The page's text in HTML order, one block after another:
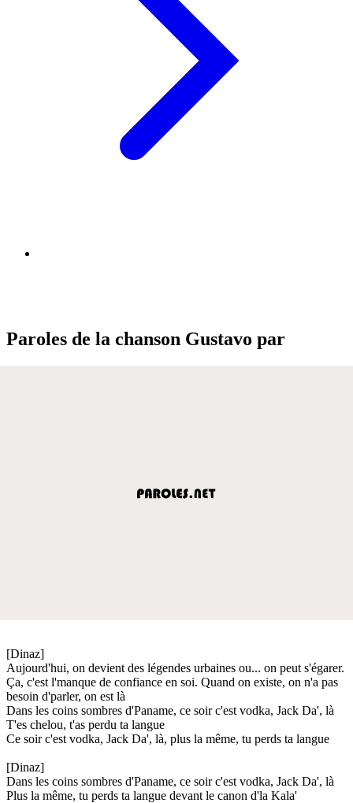
Paroles de la chanson Gustavo par
[Dinaz]
Aujourd'hui, on devient des légendes urbaines ou... on peut s'égarer.
Ça, c'est l'manque de confiance en soi. Quand on existe, on n'a pas
besoin d'parler, on est là
Dans les coins sombres d'Paname, ce soir c'est vodka, Jack Da', là
T'es chelou, t'as perdu ta langue
Ce soir c'est vodka, Jack Da', là, plus la même, tu perds ta langue
[Dinaz]
Dans les coins sombres d'Paname, ce soir c'est vodka, Jack Da', là
Plus la même, tu perds ta langue devant le canon d'la Kala'